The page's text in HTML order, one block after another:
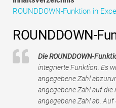
Tutorials zur
Vollständige Form
Risikomanagement-Tutorials
ROUNDDOWN-Funktion in Excel
ROUNDDOWN-
Die ROUNDDOWN-
integrierte Funktion. Es
angegebene Zahl
angegebene Zahl auf
angegebene Zahl ab.